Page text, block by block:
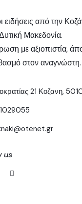
ειδήσεις από την
Μακεδονία.
με αξιοπιστία,
στον αναγνώστη.
21 Κοζανη,
us